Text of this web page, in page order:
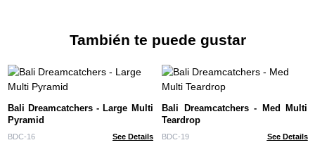
También te puede gustar
Bali Dreamcatchers - Large Multi
Pyramid
BDC-16 See Details
Bali Dreamcatchers - Med Multi
Teardrop
BDC-19 See Details